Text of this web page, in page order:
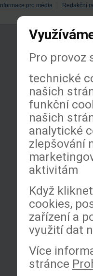
Informace pro média Redakční
Pro provoz
technické
našich
funkční
našich
analytické
zlepšování
aktivitám
Když
cookies,
zařízení a
využití dat
Více
stránce